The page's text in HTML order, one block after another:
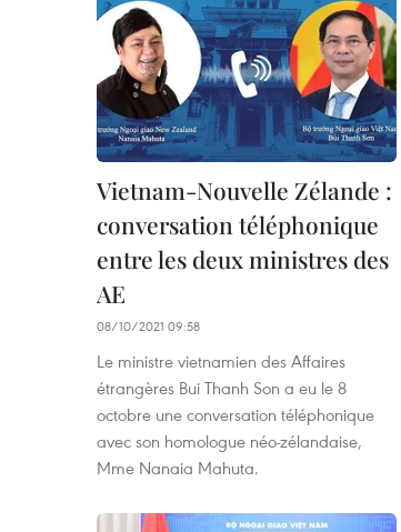
Vietnam-Nouvelle Zélande :
conversation téléphonique
entre les deux ministres des
AE
08/10/2021 09:58
Le ministre vietnamien des Affaires
étrangères Bui Thanh Son a eu le 8
octobre une conversation téléphonique
avec son homologue néo-zélandaise,
Mme Nanaia Mahuta.